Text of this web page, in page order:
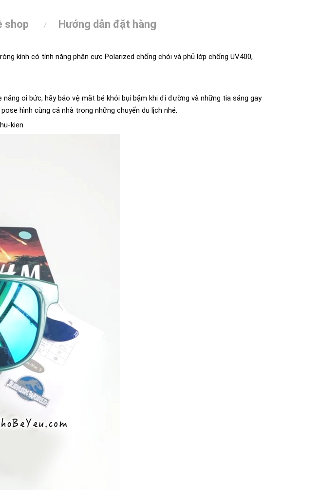
shop Hướng dẫn đặt hàng
kính có tính năng phân cực Polarized chống chói và phủ lớp chống UV400,
oi bức, hãy bảo vệ mắt bé khỏi bụi bặm khi đi đường và những tia sáng gay
hình cùng cả nhà trong những chuyến du lịch nhé.
kien